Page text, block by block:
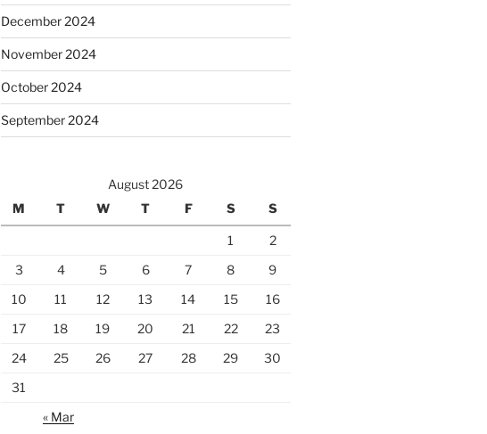
December 2024
November 2024
October 2024
September 2024
August 2026
M
T W T F S S
1
2
3
4 5 6 7 8
9
10
11 12 13 14 15
16
17
18 19 20 21 22
23
24
25 26 27 28 29
30
31
« Mar